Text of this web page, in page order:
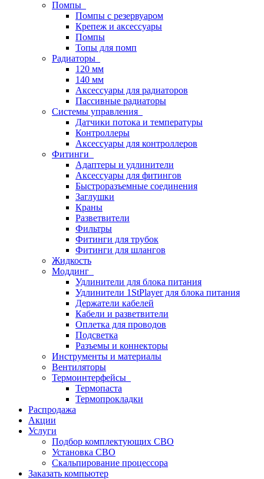
Помпы
Помпы с резервуаром
Крепеж и аксессуары
Помпы
Топы для помп
Радиаторы
120 мм
140 мм
Аксессуары для радиаторов
Пассивные радиаторы
Системы управления
Датчики потока и температуры
Контроллеры
Аксессуары для контроллеров
Фитинги
Адаптеры и удлинители
Аксессуары для фитингов
Быстроразъемные соединения
Заглушки
Краны
Разветвители
Фильтры
Фитинги для трубок
Фитинги для шлангов
Жидкость
Моддинг
Удлинители для блока питания
Удлинители 1StPlayer для блока питания
Держатели кабелей
Кабели и разветвители
Оплетка для проводов
Подсветка
Разъемы и коннекторы
Инструменты и материалы
Вентиляторы
Термоинтерфейсы
Термопаста
Термопрокладки
Распродажа
Акции
Услуги
Подбор комплектующих СВО
Установка СВО
Скальпирование процессора
Заказать компьютер